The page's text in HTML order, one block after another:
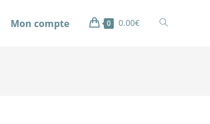
Mon compte 0 0.00€